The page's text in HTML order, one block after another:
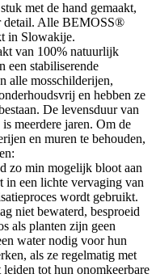
met de hand gemaakt,
detail. Alle BEMOSS®
in Slowakije.
van 100% natuurlijk
een stabiliserende
alle mosschilderijen,
en hebben ze
De levensduur van
meerdere jaren. Om de
en muren te behouden,
zo min mogelijk bloot aan
in een lichte vervaging van
wordt gebruikt.
niet bewaterd, besproeid
als planten zijn geen
water nodig voor hun
als ze regelmatig met
tot hun onomkeerbare